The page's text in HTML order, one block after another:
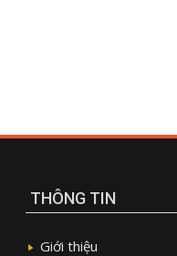
THÔNG TIN
Giới thiệu